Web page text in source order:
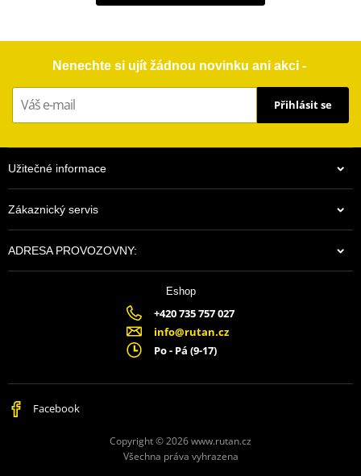
Nenechte si ujít žádnou novinku ani akci -
Přihlásit se
Užitečné informace
Zákaznický servis
ADRESA PROVOZOVNY:
Eshop
+420 735 757 027
info@rutan.cz
Po - Pá (9-17)
Facebook
Copyright © 2026 www.rutan.cz
Všechna práva vyhrazena